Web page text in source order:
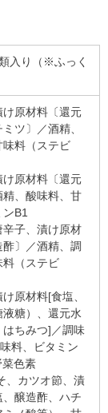
入り（※ふっく
け原材料〔還元
ツ〕／酒精、
料（ステビ
け原材料〔還元
、酸味料、甘
B1
辛子、漬け原材
〕／酒精、調
料（ステビ
原材料[食塩、
糖）、還元水
ちみつ]／調味
料、ビタミン
色素
、カツオ節、漬
醸造酢、ハチ